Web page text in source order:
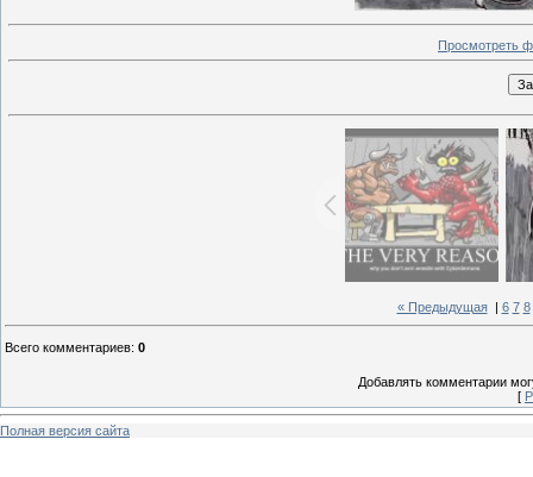
Просмотреть
« Предыдущая| 6 7 8
Всего комментариев: 0
Добавлять комментарии
[
Полная версия сайта